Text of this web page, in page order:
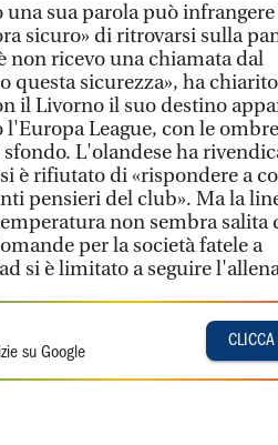
sua parola può infrangere
sicuro» di ritrovarsi sulla
non ricevo una chiamata dal
questa sicurezza», ha chiarito
il Livorno il suo destino
League, con le
L'olandese ha
è rifiutato di «rispondere a
pensieri del club». Ma la
non sembra salita
per la società fatele a
si è limitato a seguire
su Google
CLICCA